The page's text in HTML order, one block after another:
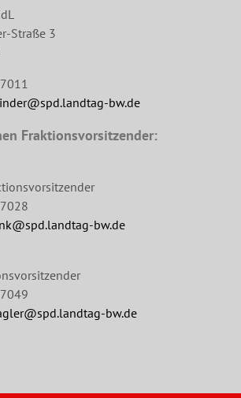
Straße 3
bw.de
Fraktionsvorsitzender:
bw.de
bw.de